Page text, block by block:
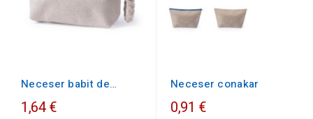
Neceser babit de
algodón y poliéster
1,64 €
Neceser conakar
0,91 €